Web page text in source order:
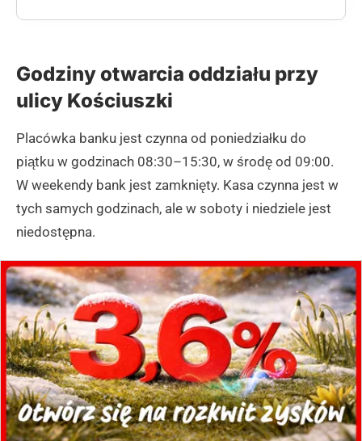
Godziny otwarcia oddziału przy
ulicy Kościuszki
Placówka banku jest czynna od poniedziałku do
piątku w godzinach 08:30–15:30, w środę od 09:00.
W weekendy bank jest zamknięty. Kasa czynna jest w
tych samych godzinach, ale w soboty i niedziele jest
niedostępna.